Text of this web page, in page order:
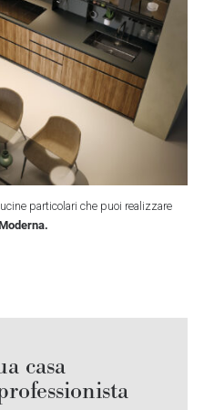
particolari che puoi realizzare
casa